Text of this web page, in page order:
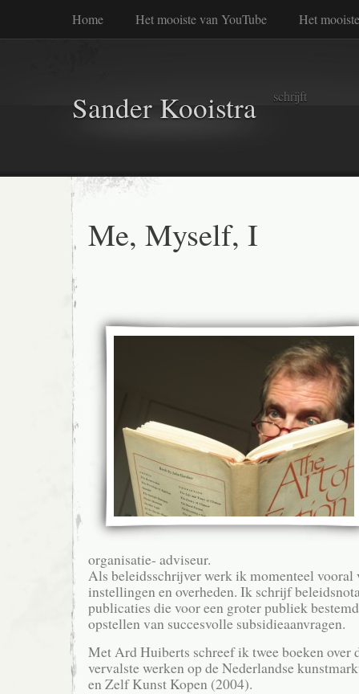
Home Het mooiste van YouTube Het
Sander Kooistra schrijft
Me, Myself, I
organisatie- adviseur.
Als beleidsschrijver werk ik momenteel vooral
instellingen en overheden. Ik schrijf
publicaties die voor een groter publiek
opstellen van succesvolle subsidieaanvragen.
Met Ard Huiberts schreef ik twee boeken over
vervalste werken op de Nederlandse
en Zelf Kunst Kopen (2004).